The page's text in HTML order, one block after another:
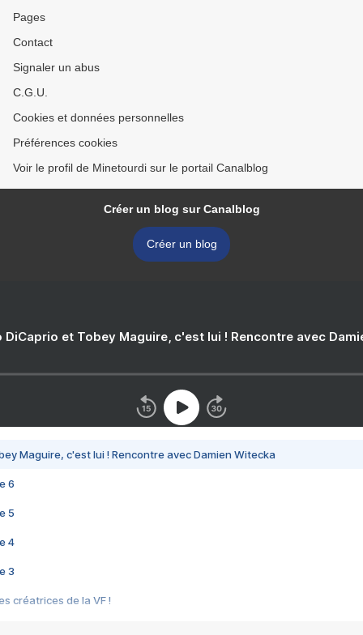
Pages
Contact
Signaler un abus
C.G.U.
Cookies et données personnelles
Préférences cookies
Voir le profil de Minetourdi sur le portail Canalblog
Créer un blog sur Canalblog
Créer un blog
DiCaprio et Tobey Maguire, c'est lui ! Rencontre avec
Maguire, c'est lui ! Rencontre avec Damien Witecka
6
5
4
3
créatrices de la VF !